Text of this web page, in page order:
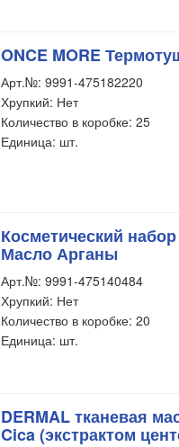
ONCE MORE
Арт.№: 9991-475182220
Хрупкий: Нет
Количество в коробке: 25
Единица: шт.
Косметический
Масло Арганы
Арт.№: 9991-475140484
Хрупкий: Нет
Количество в коробке: 20
Единица: шт.
DERMAL тканевая
Cica (экстрактом